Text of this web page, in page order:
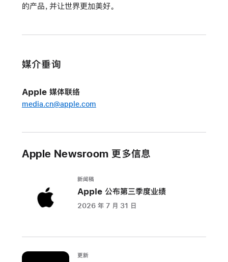
的产品，并让世界更加美好。
媒介垂询
Apple 媒体联络
media.cn@apple.com
Apple Newsroom 更多信息
新闻稿
Apple 公布第三季度业绩
2026 年 7 月 31 日
更新